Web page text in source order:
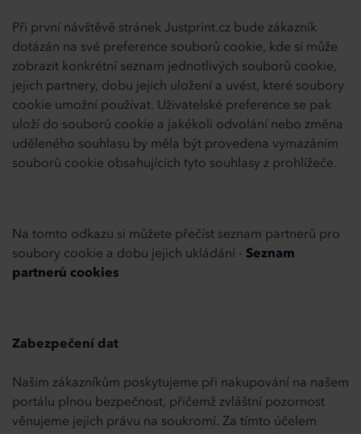
Při první návštěvě stránek Justprint.cz bude zákazník
dotázán na své preference souborů cookie, kde si může
zobrazit konkrétní seznam jednotlivých souborů cookie,
jejich partnery, dobu jejich uložení a uvést, které soubory
cookie umožní používat. Uživatelské preference se pak
uloží do souborů cookie a jakékoli odvolání nebo změna
uděleného souhlasu by měla být provedena vymazáním
souborů cookie obsahujících tyto souhlasy z prohlížeče.
Na tomto odkazu si můžete přečíst seznam partnerů pro
soubory cookie a dobu jejich ukládání - Seznam
partnerů cookies
Zabezpečení dat
Našim zákazníkům poskytujeme při nakupování na našem
portálu plnou bezpečnost, přičemž zvláštní pozornost
věnujeme jejich právu na soukromí. Za tímto účelem